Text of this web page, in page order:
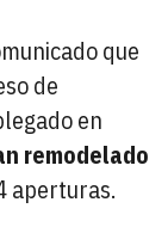
que
de
en
remodelado
aperturas.